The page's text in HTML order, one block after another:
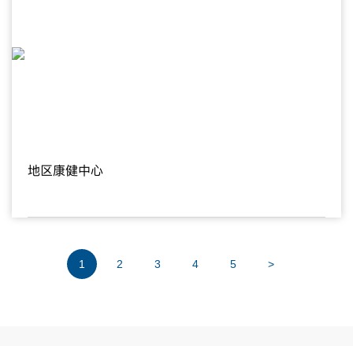
地区康健中心
1 2 3 4 5 >